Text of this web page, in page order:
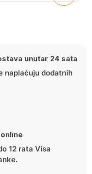
unutar 24 sata
naplaćuju dodatnih
12 rata Visa